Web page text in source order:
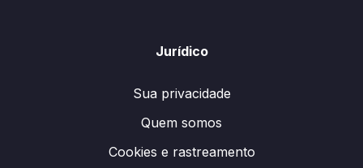
Jurídico
Sua privacidade
Quem somos
Cookies e rastreamento